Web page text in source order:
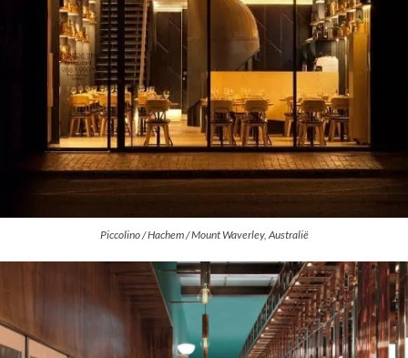
Piccolino / Hachem / Mount Waverley, Australië